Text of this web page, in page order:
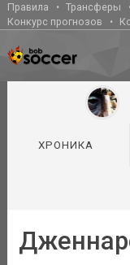
Правила Трансферы
Конкурс прогнозов
ХРОНИКА